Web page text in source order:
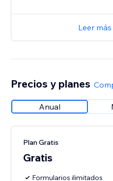
Leer
Precios y planes
Anual
Plan Gratis
Gratis
Formularios ilimitados